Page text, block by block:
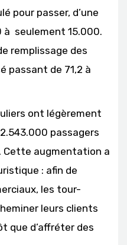
pour passer, d’une
à seulement 15.000.
remplissage des
passant de 71,2 à
ont légèrement
passagers
Cette augmentation a
: afin de
les tour-
leurs clients
que d’affréter des